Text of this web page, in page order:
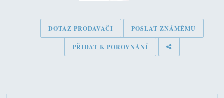
DOTAZ PRODAVAČI POSLAT ZNÁMÉMU
PŘIDAT K POROVNÁNÍ